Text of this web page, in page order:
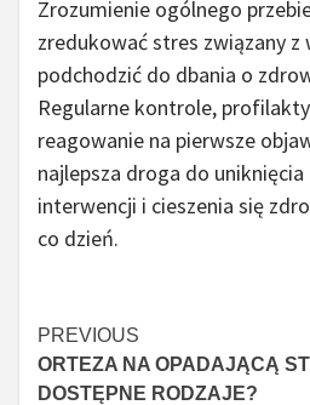
Zrozumienie ogólnego
zredukować stres związany
podchodzić do dbania o
Regularne kontrole,
reagowanie na pierwsze
najlepsza droga do uniknięcia
interwencji i cieszenia się
co dzień.
Czytaj
więcej
PREVIOUS
ORTEZA NA OPADAJĄCĄ
DOSTĘPNE RODZAJE?